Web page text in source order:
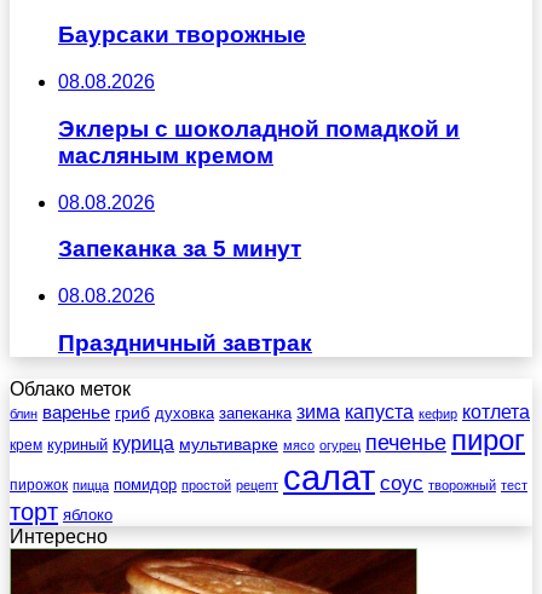
Баурсаки творожные
08.08.2026
Эклеры с шоколадной помадкой и
масляным кремом
08.08.2026
Запеканка за 5 минут
08.08.2026
Праздничный завтрак
Облако меток
блин варенье гриб духовка запеканка зима капуста кефир котлета
крем куриный курица мультиварке мясо огурец печенье пирог
пирожок пицца помидор простой рецепт салат соус творожный тест
торт яблоко
Интересно